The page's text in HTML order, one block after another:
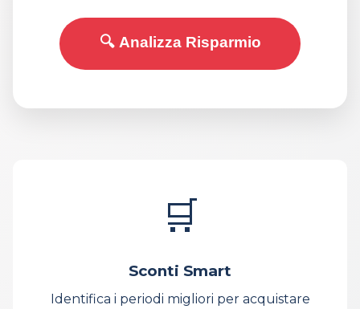
🔍 Analizza Risparmio
🛒
Sconti Smart
Identifica i periodi migliori per acquistare